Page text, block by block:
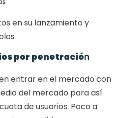
en su lanzamiento y
por penetración
entrar en el mercado con
del mercado para así
de usuarios. Poco a